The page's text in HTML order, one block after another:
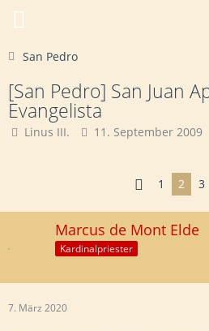
San Pedro
[San Pedro] San Juan
Evangelista
Linus III. 11. September 2009
1 2 3
Marcus de Mont Elde
Kardinalpriester
7. März 2020